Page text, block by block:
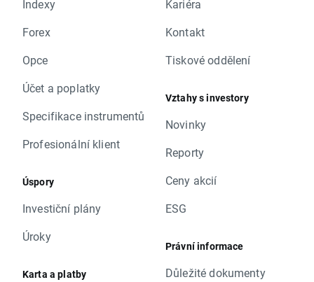
Indexy
Forex
Opce
Účet a poplatky
Specifikace instrumentů
Profesionální klient
Úspory
Investiční plány
Úroky
Karta a platby
Kariéra
Kontakt
Tiskové oddělení
Vztahy s investory
Novinky
Reporty
Ceny akcií
ESG
Právní informace
Důležité dokumenty